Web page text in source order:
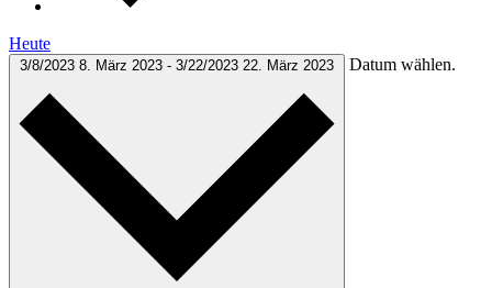
Heute
3/8/2023 8. März 2023 - 3/22/2023 22. März 2023 Datum wählen.